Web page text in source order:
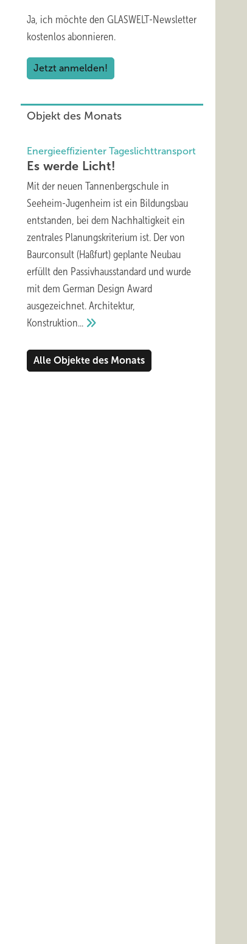
Ja, ich möchte den GLASWELT-Newsletter
kostenlos abonnieren.
Jetzt anmelden!
Objekt des Monats
Energieeffizienter Tageslichttransport
Es werde Licht!
Mit der neuen Tannenbergschule in
Seeheim-Jugenheim ist ein Bildungsbau
entstanden, bei dem Nachhaltigkeit ein
zentrales Planungskriterium ist. Der von
Baurconsult (Haßfurt) geplante Neubau
erfüllt den Passivhausstandard und wurde
mit dem German Design Award
ausgezeichnet. Architektur,
Konstruktion...
Alle Objekte des Monats